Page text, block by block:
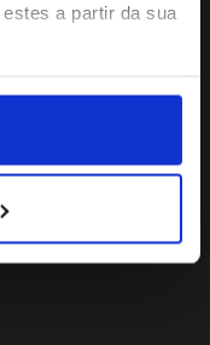
a partir da sua
C